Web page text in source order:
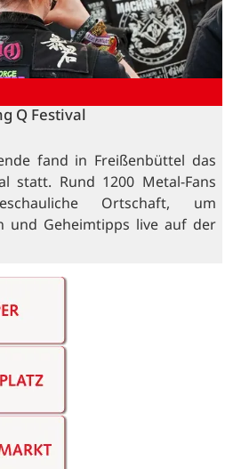
Q Festival
fand in Freißenbüttel das
statt. Rund 1200 Metal-Fans
Ortschaft, um
und Geheimtipps live auf der